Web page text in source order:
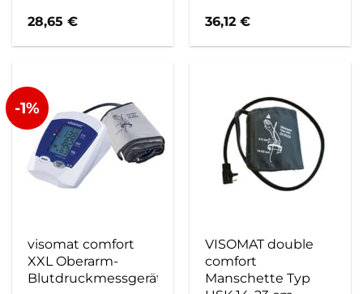
28,65€
36,12€
-1%
visomat comfort
XXL Oberarm-
Blutdruckmessgerät
VISOMAT double
comfort
Manschette Typ